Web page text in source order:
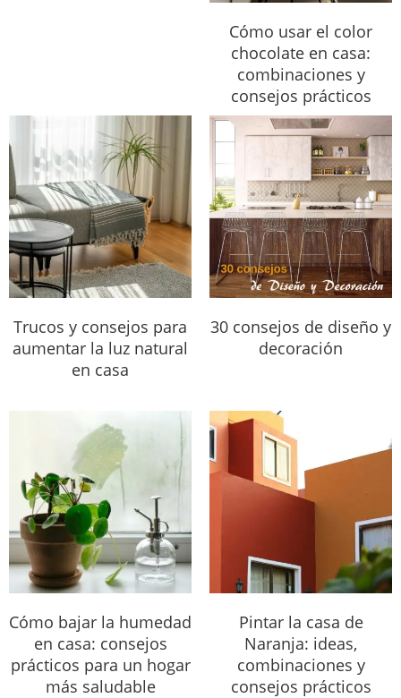
Cómo usar el color
chocolate en casa:
combinaciones y
consejos prácticos
Trucos y consejos para
aumentar la luz natural
en casa
30 consejos de diseño y
decoración
Cómo bajar la humedad
en casa: consejos
prácticos para un hogar
más saludable
Pintar la casa de
Naranja: ideas,
combinaciones y
consejos prácticos